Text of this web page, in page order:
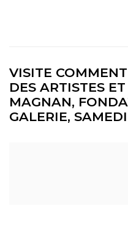
VISITE
DES ARTISTES
MAGNAN,
GALERIE,